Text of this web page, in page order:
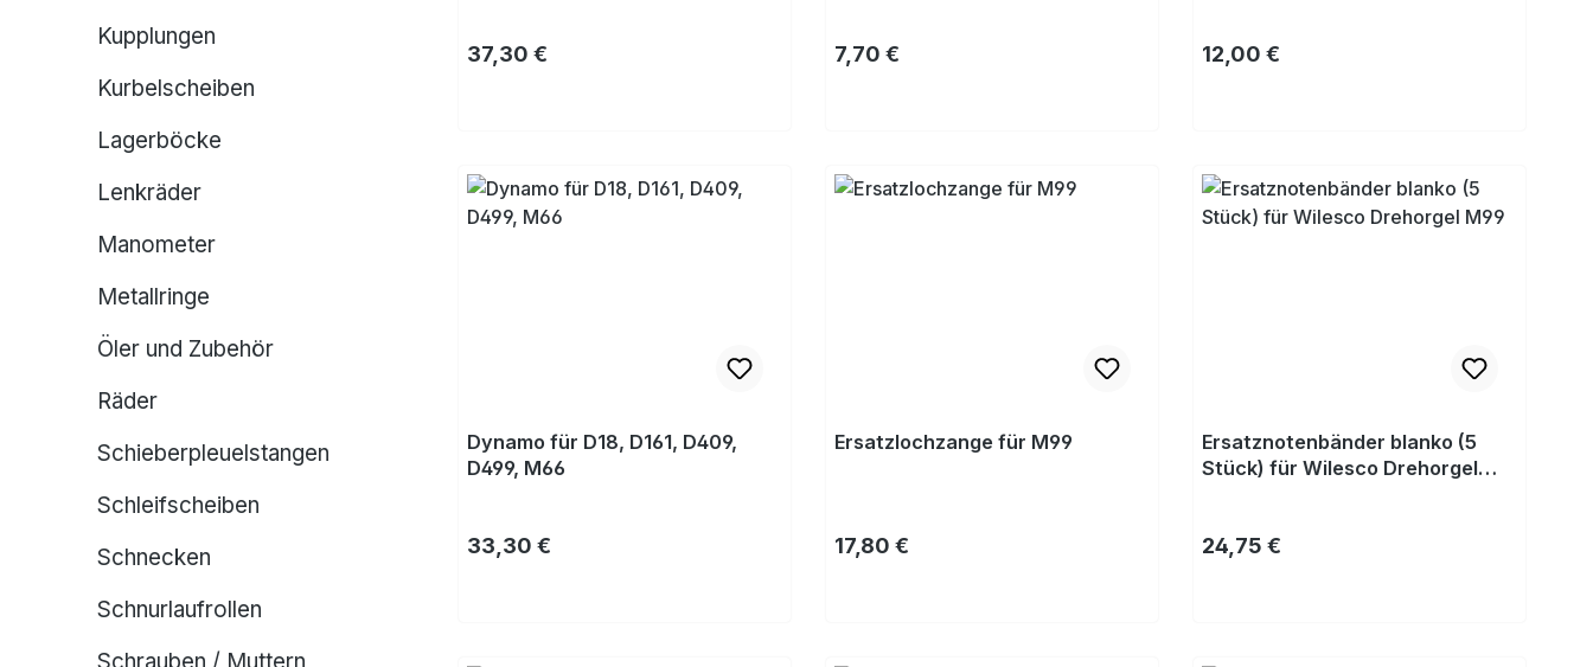
Kupplungen
Kurbelscheiben
Lagerböcke
Lenkräder
Manometer
Metallringe
Öler und Zubehör
Räder
Schieberpleuelstangen
Schleifscheiben
Schnecken
Schnurlaufrollen
Regulärer Preis:
37,30 € Regulärer Preis:
7,70 € Regulärer Preis:
12,00 €
Dynamo für D18, D161, D409,
D499, M66
Regulärer Preis:
33,30 €
Ersatzlochzange für M99
Regulärer Preis:
17,80 €
Ersatznotenbänder blanko (5
Stück) für Wilesco Drehorgel
Regulärer Preis:
24,75 €